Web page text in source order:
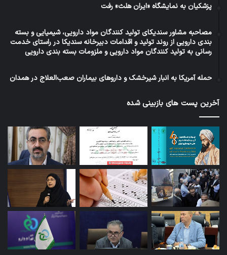
پزشکیان به نمایشگاه «ایران هلث» رفت
مصاحبه مشاور سندیکای تولید کنندگان مواد دارویی، شیمیایی و بسته
بندی دارویی از روند تولید و اقدامات دبیرخانه سندیکا در راستای خدمت
رسانی به تولید کنندگان مواد دارویی و ملزومات بسته بندی دارویی
حمله آمریکا به انبار شیرخشک و داروهای بیماران صعب‌العلاج در همدان
آخرین پست های بازبینی شده